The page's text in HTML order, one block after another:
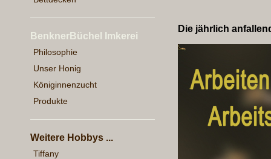
BenknerBüchel Imkerei
Philosophie
Unser Honig
Königinnenzucht
Produkte
Weitere Hobbys ...
Tiffany
Die jährlich